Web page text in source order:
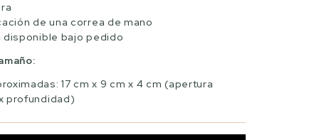
de una correa de mano
disponible bajo pedido
17 cm x 9 cm x 4 cm (apertura
profundidad)